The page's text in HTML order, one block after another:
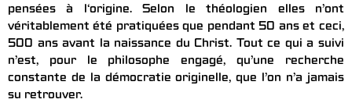
pensées à l‘origine. Selon le théologien elles n’ont
véritablement été pratiquées que pendant 50 ans et ceci,
500 ans avant la naissance du Christ. Tout ce qui a suivi
n’est, pour le philosophe engagé, qu’une recherche
constante de la démocratie originelle, que l’on n’a jamais
su retrouver.